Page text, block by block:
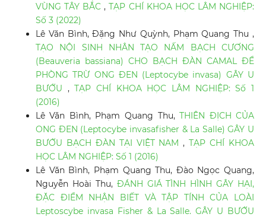
VÙNG TÂY BẮC,TẠP CHÍ KHOA HỌC LÂM NGHIỆP:
Số 3 (2022)
Lê Văn Bình, Đặng Như Quỳnh, Phạm Quang Thu ,
TẠO NỘI SINH NHÂN TẠO NẤM BẠCH CƯƠNG
(Beauveria bassiana) CHO BẠCH ĐÀN CAMAL ĐỂ
PHÒNG TRỪ ONG ĐEN (Leptocybe invasa) GÂY U
BƯỚU ,TẠP CHÍ KHOA HỌC LÂM NGHIỆP: Số 1
(2016)
Lê Văn Bình, Phạm Quang Thu,THIÊN ĐỊCH CỦA
ONG ĐEN (Leptocybe invasafisher & La Salle) GÂY U
BƯỚU BẠCH ĐÀN TẠI VIỆT NAM,TẠP CHÍ KHOA
HỌC LÂM NGHIỆP: Số 1 (2016)
Lê Văn Bình, Phạm Quang Thu, Đào Ngọc Quang,
Nguyễn Hoài Thu, ĐÁNH GIÁ TÌNH HÌNH GÂY HẠI,
ĐẶC ĐIỂM NHẬN BIẾT VÀ TẬP TÍNH CỦA LOÀI
Leptoscybe invasa Fisher & La Salle. GÂY U BƯỚU